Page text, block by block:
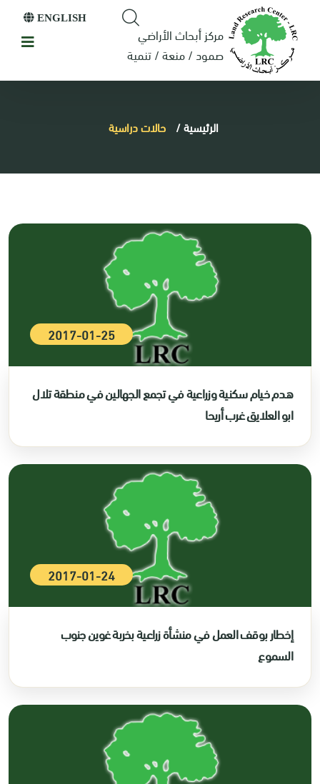
مركز أبحاث الأراضي
صمود / منعة / تنمية
ENGLISH
الرئيسية/ حالات دراسية
2017-01-25
هدم خيام سكنية وزراعية في تجمع الجهالين في منطقة تلال
ابو العلايق غرب أريحا
2017-01-24
إخطار بوقف العمل في منشأة زراعية بخربة غوين جنوب
السموع